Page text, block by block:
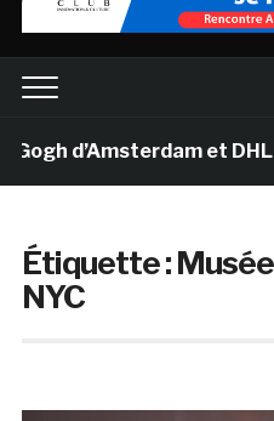
d’Amsterdam et DHL
Étiquette :
NYC